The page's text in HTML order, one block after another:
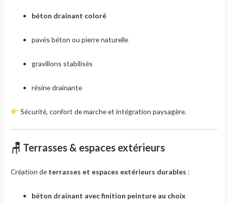
béton drainant coloré
pavés béton ou pierre naturelle
gravillons stabilisés
résine drainante
Sécurité, confort de marche et intégration paysagère.
🪑 Terrasses & espaces extérieurs
Création de terrasses et espaces extérieurs durables :
béton drainant avec finition peinture au choix